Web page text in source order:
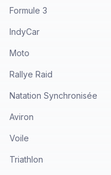
Formule 3
IndyCar
Moto
Rallye Raid
Natation Synchronisée
Aviron
Voile
Triathlon